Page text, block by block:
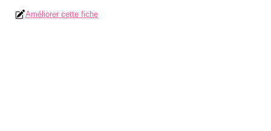
Améliorer cette fiche